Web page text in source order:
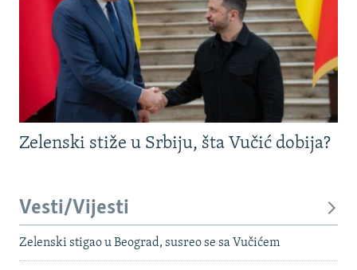
Zelenski stiže u Srbiju, šta Vučić dobija?
Vesti/Vijesti
Zelenski stigao u Beograd, susreo se sa Vučićem